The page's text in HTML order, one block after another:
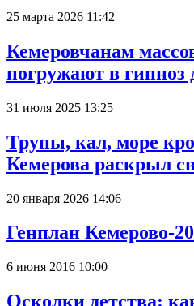
25 марта 2026 11:42
Кемеровчанам
погружают в гипноз
31 июля 2025 13:25
Трупы, кал, море
Кемерова раскрыл
20 января 2026 14:06
Генплан Кемерово-
6 июня 2016 10:00
Осколки детства: